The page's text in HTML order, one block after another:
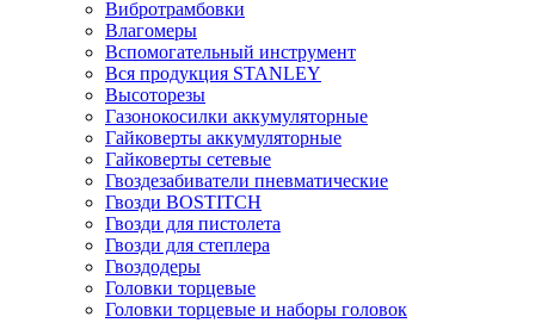
Вибротрамбовки
Влагомеры
Вспомогательный инструмент
Вся продукция STANLEY
Высоторезы
Газонокосилки аккумуляторные
Гайковерты аккумуляторные
Гайковерты сетевые
Гвоздезабиватели пневматические
Гвозди BOSTITCH
Гвозди для пистолета
Гвозди для степлера
Гвоздодеры
Головки торцевые
Головки торцевые и наборы головок